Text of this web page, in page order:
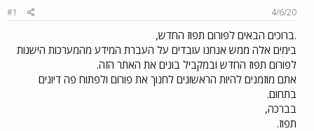
ו
ש
א
ר
י
ך
4/6/20
#1
.ברוכים הבאים לפורום תפוז החדש,
בימים אלה ממש אנחנו עובדים על העברת המידע מהמערכות הישנות
לפורום תפוז החדש ובמקביל בונים את האתר הזה.
אתם מוזמנים להיות הראשונים לחנוך את פורום ולפתוח פה דיונים
בתחום.
בברכה,
תפוז.